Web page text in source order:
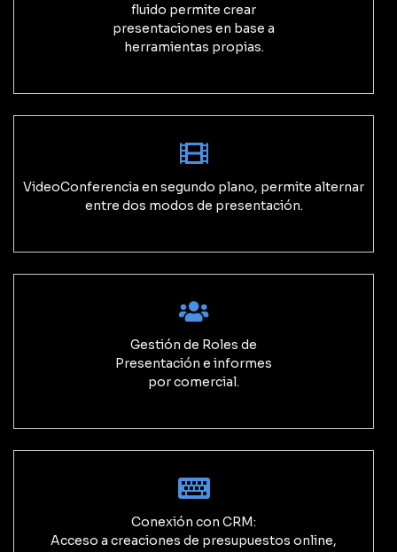
fluido permite crear
presentaciones en base a
herramientas propias.
VideoConferencia en segundo plano, permite alternar
entre dos modos de presentación.
Gestión de Roles de
Presentación e informes
por comercial.
Conexión con CRM:
Acceso a creaciones de presupuestos online,